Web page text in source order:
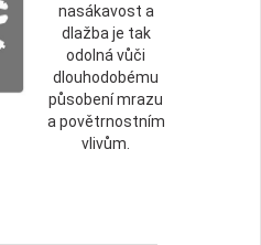
nasákavost a
dlažba je tak
odolná vůči
dlouhodobému
působení mrazu
a povětrnostním
vlivům.